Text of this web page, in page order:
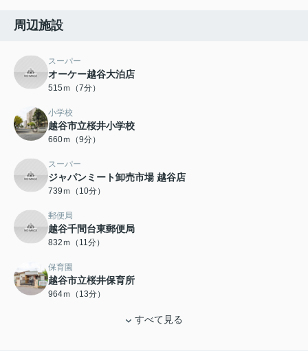
周辺施設
スーパー
オーケー越谷大泊店
515ｍ（7分）
小学校
越谷市立桜井小学校
660ｍ（9分）
スーパー
ジャパンミート卸売市場 越谷店
739ｍ（10分）
郵便局
越谷千間台東郵便局
832ｍ（11分）
保育園
越谷市立桜井保育所
964ｍ（13分）
すべて見る